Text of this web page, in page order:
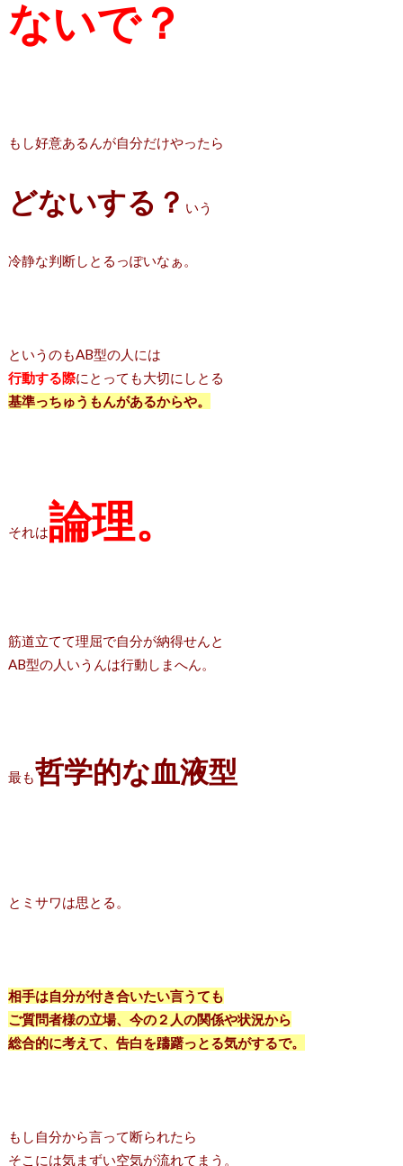
ないで？
もし好意あるんが自分だけやったら
どないする？ いう
冷静な判断しとるっぽいなぁ。
というのもAB型の人には
行動する際にとっても大切にしとる
基準っちゅうもんがあるからや。
それは論理。
筋道立てて理屈で自分が納得せんと
AB型の人いうんは行動しまへん。
最も哲学的な血液型
とミサワは思とる。
相手は自分が付き合いたい言うても
ご質問者様の立場、今の２人の関係や状況から
総合的に考えて、告白を躊躇っとる気がするで。
もし自分から言って断られたら
そこには気まずい空気が流れてまう。